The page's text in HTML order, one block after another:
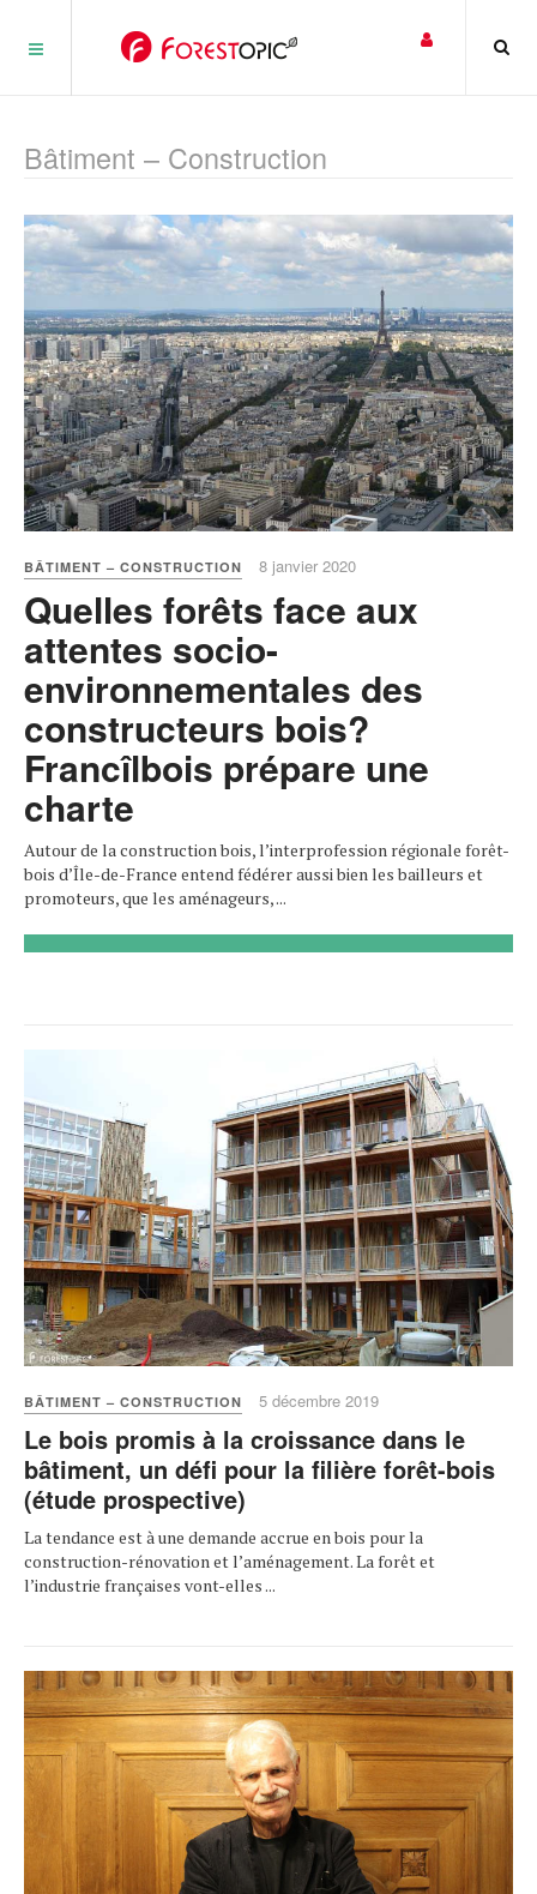
Bâtiment – Construction
BÂTIMENT – CONSTRUCTION 8 janvier 2020
Quelles forêts face aux
attentes socio-
environnementales des
constructeurs bois?
Francîlbois prépare une
charte
Autour de la construction bois, l’interprofession régionale forêt-
bois d’Île-de-France entend fédérer aussi bien les bailleurs et
promoteurs, que les aménageurs, ...
BÂTIMENT – CONSTRUCTION 5 décembre 2019
Le bois promis à la croissance dans le
bâtiment, un défi pour la filière forêt-bois
(étude prospective)
La tendance est à une demande accrue en bois pour la
construction-rénovation et l’aménagement. La forêt et
l’industrie françaises vont-elles ...